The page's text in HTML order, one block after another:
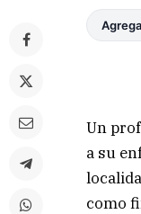
Un
a su
como